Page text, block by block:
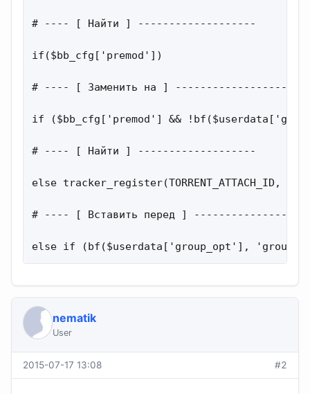
# ---- [ Найти ] -------------------
if($bb_cfg['premod'])
# ---- [ Заменить на ] -------------------
if ($bb_cfg['premod'] &&
# ---- [ Найти ] -------------------
else tracker_register(TORRENT_ATTACH_ID,
# ---- [ Вставить перед ]
else if (bf($userdata['group_opt'], 'group_opt',
nematik
User
2015-07-17 13:08 #2